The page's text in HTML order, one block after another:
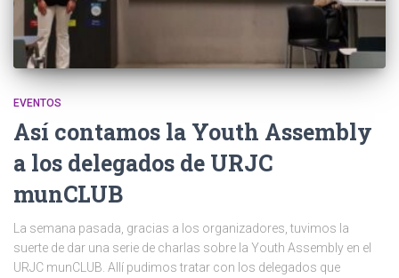
EVENTOS
Así contamos la Youth Assembly
a los delegados de URJC
munCLUB
La semana pasada, gracias a los organizadores, tuvimos la
suerte de dar una serie de charlas sobre la Youth Assembly en el
URJC munCLUB. Allí pudimos tratar con los delegados que